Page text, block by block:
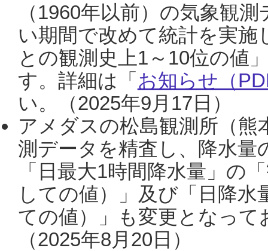
（1960年以前）の気象観
い期間で改めて統計を実
との観測史上1～10位の値
す。詳細は「 お知らせ（
い。（2025年9月17日）
アメダスの松島観測所（熊
測データを精査し、降水
「日最大1時間降水量」の
しての値）」及び「日降
ての値）」も変更となっ
（2025年8月20日）